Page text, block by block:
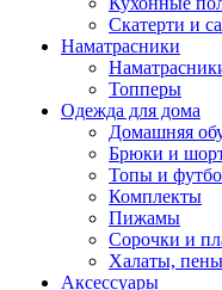
Скатерти и
Наматрасники
Топперы
Одежда для дома
Домашняя
Брюки и
Топы и
Комплекты
Пижамы
Сорочки и
Халаты,
Аксессуары